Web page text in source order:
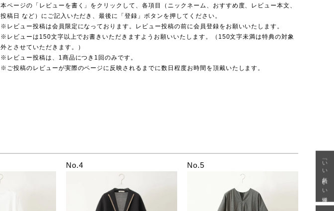
本ページの「レビューを書く」をクリックして、各項目（ニックネーム、おすすめ度、レビュー本文、
投稿日 など）にご記入いただき、最後に「登録」ボタンを押してください。
※レビュー投稿は会員限定になっております。レビュー投稿の前に会員登録をお願いいたします。
※レビューは150文字以上でお書きいただきますようお願いいたします。（150文字未満は特典の対象
外とさせていただきます。）
※レビュー投稿は、1商品につき1回のみです。
※ご投稿のレビューが実際のページに反映されるまでに数日程度お時間を頂戴いたします。
No.4 No.5 「いい年齢 いい洋服」